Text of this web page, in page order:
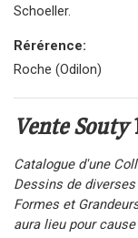
Schoeller.
Rérérence:
Roche (Odilon)
Vente Souty
Catalogue d'une
Dessins de
Formes et
aura lieu pour